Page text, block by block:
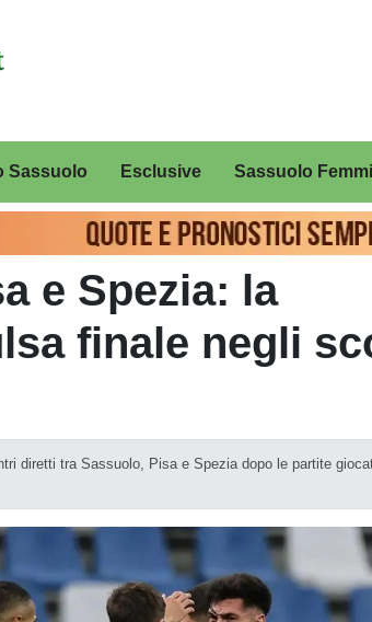
Sassuolo Esclusive Sassuolo
e Spezia: la
finale negli
diretti tra Sassuolo, Pisa e Spezia dopo le partite